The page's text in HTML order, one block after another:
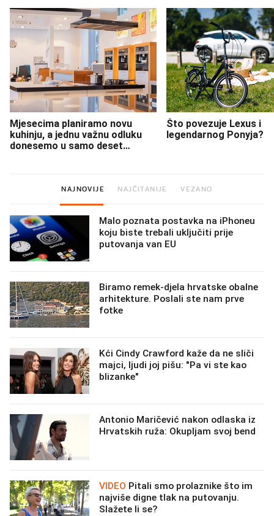
Mjesecima planiramo novu
kuhinju, a jednu važnu odluku
donesemo u samo deset
Što povezuje Lexus i
legendarnog Ponyja?
NAJNOVIJE NAJČITANIJE VEZANO
Malo poznata postavka na iPhoneu
koju biste trebali uključiti prije
putovanja van EU
Biramo remek-djela hrvatske obalne
arhitekture. Poslali ste nam prve
fotke
Kći Cindy Crawford kaže da ne sliči
majci, ljudi joj pišu: "Pa vi ste kao
blizanke"
Antonio Maričević nakon odlaska iz
Hrvatskih ruža: Okupljam svoj bend
VIDEO
najviše digne tlak na putovanju.
Slažete li se?